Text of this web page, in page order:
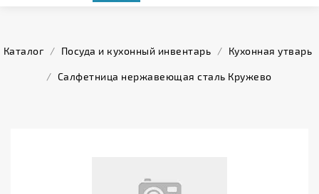
Каталог / Посуда и кухонный инвентарь / Кухонная утварь
/ Салфетница нержавеющая сталь Кружево